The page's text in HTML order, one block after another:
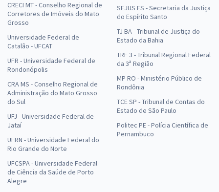
CRECI MT - Conselho Regional de
Corretores de Imóveis do Mato
Grosso
Universidade Federal de
Catalão - UFCAT
UFR - Universidade Federal de
Rondonópolis
CRA MS - Conselho Regional de
Administração do Mato Grosso
do Sul
UFJ - Universidade Federal de
Jataí
UFRN - Universidade Federal do
Rio Grande do Norte
UFCSPA - Universidade Federal
de Ciência da Saúde de Porto
Alegre
SEJUS ES - Secretaria da Justiça
do Espírito Santo
TJ BA - Tribunal de Justiça do
Estado da Bahia
TRF 3 - Tribunal Regional Federal
da 3ª Região
MP RO - Ministério Público de
Rondônia
TCE SP - Tribunal de Contas do
Estado de São Paulo
Politec PE - Polícia Científica de
Pernambuco